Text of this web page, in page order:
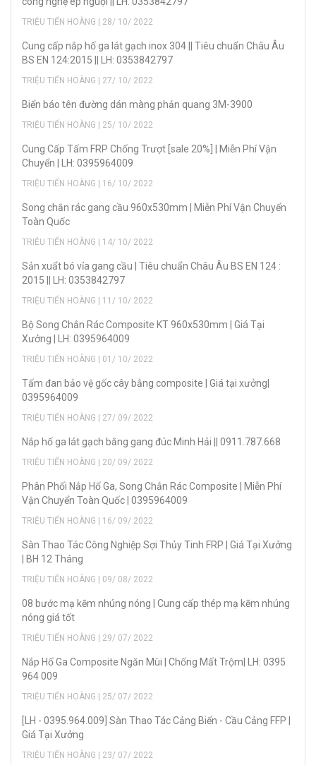
TRIỆU TIẾN HOÀNG | 28/ 10/ 2022
Cung cấp nắp hố ga lát gạch inox 304 || Tiêu chuẩn Châu Âu
BS EN 124:2015 || LH: 0353842797
TRIỆU TIẾN HOÀNG | 27/ 10/ 2022
Biển báo tên đường dán màng phản quang 3M-3900
TRIỆU TIẾN HOÀNG | 25/ 10/ 2022
Cung Cấp Tấm FRP Chống Trượt [sale 20%] | Miễn Phí Vận
Chuyển | LH: 0395964009
TRIỆU TIẾN HOÀNG | 16/ 10/ 2022
Song chắn rác gang cầu 960x530mm | Miễn Phí Vận Chuyển
Toàn Quốc
TRIỆU TIẾN HOÀNG | 14/ 10/ 2022
Sản xuẩt bó vỉa gang cầu | Tiêu chuẩn Châu Âu BS EN 124 :
2015 || LH: 0353842797
TRIỆU TIẾN HOÀNG | 11/ 10/ 2022
Bộ Song Chắn Rác Composite KT 960x530mm | Giá Tại
Xưởng | LH: 0395964009
TRIỆU TIẾN HOÀNG | 01/ 10/ 2022
Tấm đan bảo vệ gốc cây bằng composite | Giá tại xưởng|
0395964009
TRIỆU TIẾN HOÀNG | 27/ 09/ 2022
Nắp hố ga lát gạch bằng gang đúc Minh Hải || 0911.787.668
TRIỆU TIẾN HOÀNG | 20/ 09/ 2022
Phân Phối Nắp Hố Ga, Song Chắn Rác Composite | Miễn Phí
Vận Chuyển Toàn Quốc | 0395964009
TRIỆU TIẾN HOÀNG | 16/ 09/ 2022
Sàn Thao Tác Công Nghiệp Sợi Thủy Tinh FRP | Giá Tại Xưởng
| BH 12 Tháng
TRIỆU TIẾN HOÀNG | 09/ 08/ 2022
08 bước mạ kẽm nhúng nóng | Cung cấp thép mạ kẽm nhúng
nóng giá tốt
TRIỆU TIẾN HOÀNG | 29/ 07/ 2022
Nắp Hố Ga Composite Ngăn Mùi | Chống Mất Trộm| LH: 0395
964 009
TRIỆU TIẾN HOÀNG | 25/ 07/ 2022
[LH - 0395.964.009] Sàn Thao Tác Cảng Biển - Cầu Cảng FFP |
Giá Tại Xưởng
TRIỆU TIẾN HOÀNG | 23/ 07/ 2022